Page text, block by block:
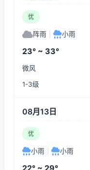
优
阵雨 小雨
23° ~ 33°
微风
1-3级
08月13日
优
小雨 小雨
22° ~ 29°